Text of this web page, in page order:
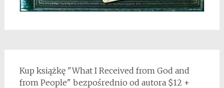
Kup książkę "What I Received from God and
from People" bezpośrednio od autora $12 +